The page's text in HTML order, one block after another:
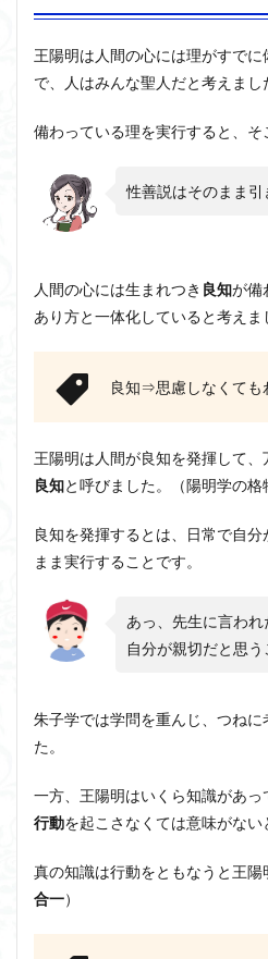
王陽明は人間の心には理がすで
で、人はみんな聖人だと考えまし
備わっている理を実行すると、そ
性善説はそのまま
人間の心には生まれつき 良知が備
あり方と一体化していると考えま
良知⇒思慮しなくても
王陽明は人間が良知を発揮して
良知と呼びました。（陽明学の格
良知を発揮するとは、日常で自
まま実行することです。
あっ、先生に言われ
自分が親切だと思
朱子学では学問を重んじ、つね
た。
一方、王陽明はいくら知識があ
行動を起こさなくては意味がない
真の知識は行動をともなうと王陽
合一）